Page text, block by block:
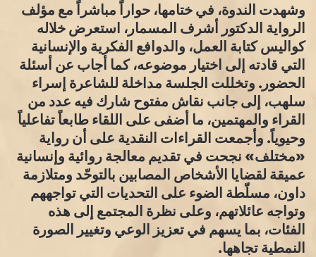
وشهدت الندوة، في ختامها، حواراً مباشراً مع مؤلف
الرواية الدكتور أشرف المسمار، استعرض خلاله
كواليس كتابة العمل، والدوافع الفكرية والإنسانية
التي قادته إلى اختيار موضوعه، كما أجاب عن أسئلة
الحضور. وتخللت الجلسة مداخلة للشاعرة إسراء
سلهب، إلى جانب نقاش مفتوح شارك فيه عدد من
القراء والمهتمين، ما أضفى على اللقاء طابعاً تفاعلياً
وحيوياً. وأجمعت القراءات النقدية على أن رواية
«مختلف» نجحت في تقديم معالجة روائية وإنسانية
عميقة لقضايا الأشخاص المصابين بالتوحّد ومتلازمة
داون، مسلّطة الضوء على التحديات التي تواجههم
وتواجه عائلاتهم، وعلى نظرة المجتمع إلى هذه
الفئات، بما يسهم في تعزيز الوعي وتغيير الصورة
النمطية تجاهها.